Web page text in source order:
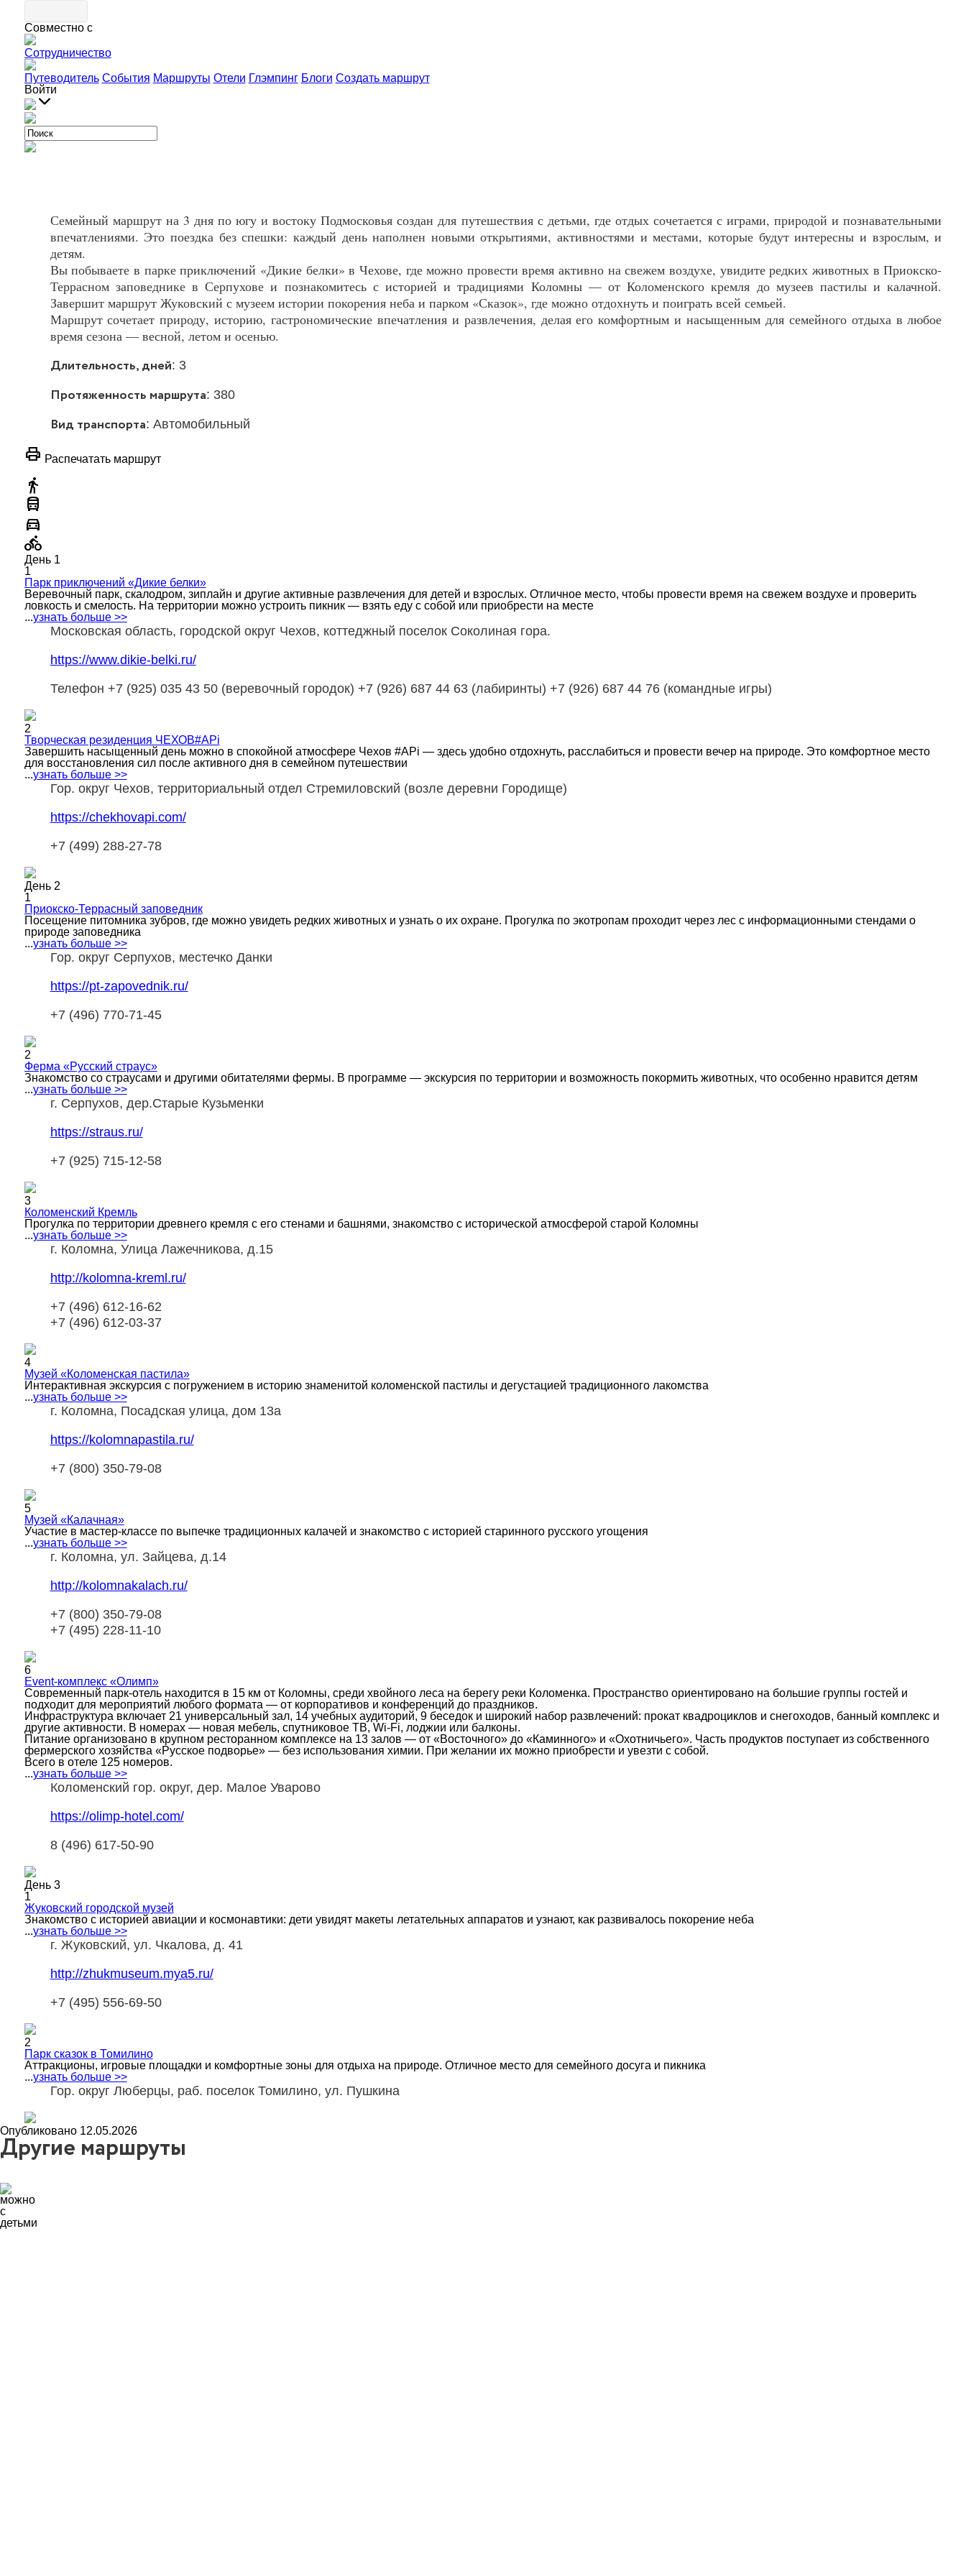
Совместно с
Сотрудничество
Путеводитель События Маршруты Отели Глэмпинг Блоги Создать маршрут
Войти
Семейный маршрут на 3 дня по югу и востоку Подмосковья создан для путешествия с детьми, где отдых сочетается с играми, природой и познавательными
впечатлениями. Это поездка без спешки: каждый день наполнен новыми открытиями, активностями и местами, которые будут интересны и взрослым, и
детям.
Вы побываете в парке приключений «Дикие белки» в Чехове, где можно провести время активно на свежем воздухе, увидите редких животных в Приокско-
Террасном заповеднике в Серпухове и познакомитесь с историей и традициями Коломны — от Коломенского кремля до музеев пастилы и калачной.
Завершит маршрут Жуковский с музеем истории покорения неба и парком «Сказок», где можно отдохнуть и поиграть всей семьей.
Маршрут сочетает природу, историю, гастрономические впечатления и развлечения, делая его комфортным и насыщенным для семейного отдыха в любое
время сезона — весной, летом и осенью.
Длительность, дней: 3
Протяженность маршрута: 380
Вид транспорта: Автомобильный
print Распечатать маршрут
directions_walk
directions_bus
directions_car
directions_bike
День 1
1
Парк приключений «Дикие белки»
Веревочный парк, скалодром, зиплайн и другие активные развлечения для детей и взрослых. Отличное место, чтобы провести время на свежем воздухе и проверить
ловкость и смелость. На территории можно устроить пикник — взять еду с собой или приобрести на месте
...узнать больше >>
Московская область, городской округ Чехов, коттеджный поселок Соколиная гора.
https://www.dikie-belki.ru/
Телефон +7 (925) 035 43 50 (веревочный городок) +7 (926) 687 44 63 (лабиринты) +7 (926) 687 44 76 (командные игры)
2
Творческая резиденция ЧЕХОВ#APi
Завершить насыщенный день можно в спокойной атмосфере Чехов #APi — здесь удобно отдохнуть, расслабиться и провести вечер на природе. Это комфортное место
для восстановления сил после активного дня в семейном путешествии
...узнать больше >>
Гор. округ Чехов, территориальный отдел Стремиловский (возле деревни Городище)
https://chekhovapi.com/
+7 (499) 288-27-78
День 2
1
Приокско-Террасный заповедник
Посещение питомника зубров, где можно увидеть редких животных и узнать о их охране. Прогулка по экотропам проходит через лес с информационными стендами о
природе заповедника
...узнать больше >>
Гор. округ Серпухов, местечко Данки
https://pt-zapovednik.ru/
+7 (496) 770-71-45
2
Ферма «Русский страус»
Знакомство со страусами и другими обитателями фермы. В программе — экскурсия по территории и возможность покормить животных, что особенно нравится детям
...узнать больше >>
г. Серпухов, дер.Старые Кузьменки
https://straus.ru/
+7 (925) 715-12-58
3
Коломенский Кремль
Прогулка по территории древнего кремля с его стенами и башнями, знакомство с исторической атмосферой старой Коломны
...узнать больше >>
г. Коломна, Улица Лажечникова, д.15
http://kolomna-kreml.ru/
+7 (496) 612-16-62
+7 (496) 612-03-37
4
Музей «Коломенская пастила»
Интерактивная экскурсия с погружением в историю знаменитой коломенской пастилы и дегустацией традиционного лакомства
...узнать больше >>
г. Коломна, Посадская улица, дом 13а
https://kolomnapastila.ru/
+7 (800) 350-79-08
5
Музей «Калачная»
Участие в мастер-классе по выпечке традиционных калачей и знакомство с историей старинного русского угощения
...узнать больше >>
г. Коломна, ул. Зайцева, д.14
http://kolomnakalach.ru/
+7 (800) 350-79-08
+7 (495) 228-11-10
6
Event-комплекс «Олимп»
Современный парк-отель находится в 15 км от Коломны, среди хвойного леса на берегу реки Коломенка. Пространство ориентировано на большие группы гостей и
подходит для мероприятий любого формата — от корпоративов и конференций до праздников.
Инфраструктура включает 21 универсальный зал, 14 учебных аудиторий, 9 беседок и широкий набор развлечений: прокат квадроциклов и снегоходов, банный комплекс и
другие активности. В номерах — новая мебель, спутниковое ТВ, Wi-Fi, лоджии или балконы.
Питание организовано в крупном ресторанном комплексе на 13 залов — от «Восточного» до «Каминного» и «Охотничьего». Часть продуктов поступает из собственного
фермерского хозяйства «Русское подворье» — без использования химии. При желании их можно приобрести и увезти с собой.
Всего в отеле 125 номеров.
...узнать больше >>
Коломенский гор. округ, дер. Малое Уварово
https://olimp-hotel.com/
8 (496) 617-50-90
День 3
1
Жуковский городской музей
Знакомство с историей авиации и космонавтики: дети увидят макеты летательных аппаратов и узнают, как развивалось покорение неба
...узнать больше >>
г. Жуковский, ул. Чкалова, д. 41
http://zhukmuseum.mya5.ru/
+7 (495) 556‑69-50
2
Парк сказок в Томилино
Аттракционы, игровые площадки и комфортные зоны для отдыха на природе. Отличное место для семейного досуга и пикника
...узнать больше >>
Гор. округ Люберцы, раб. поселок Томилино, ул. Пушкина
Опубликовано 12.05.2026
Другие маршруты